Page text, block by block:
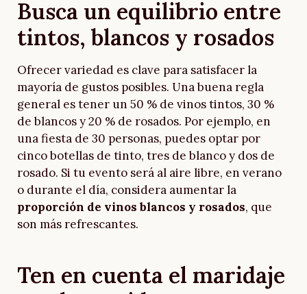
Busca un equilibrio entre
tintos, blancos y rosados
Ofrecer variedad es clave para satisfacer la
mayoría de gustos posibles. Una buena regla
general es tener un 50 % de vinos tintos, 30 %
de blancos y 20 % de rosados. Por ejemplo, en
una fiesta de 30 personas, puedes optar por
cinco botellas de tinto, tres de blanco y dos de
rosado. Si tu evento será al aire libre, en verano
o durante el día, considera aumentar la
proporción de vinos blancos y rosados, que
son más refrescantes.
Ten en cuenta el maridaje